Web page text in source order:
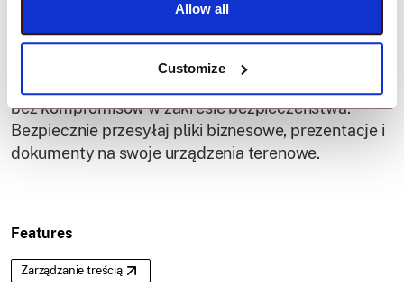
Allow all
Customize
Oszczędź wysiłek związany z przesyłaniem dużych
plików za pomocą powolnych kanałów komunikacji,
bez kompromisów w zakresie bezpieczeństwa.
Bezpiecznie przesyłaj pliki biznesowe, prezentacje i
dokumenty na swoje urządzenia terenowe.
Features
Zarządzanie treścią